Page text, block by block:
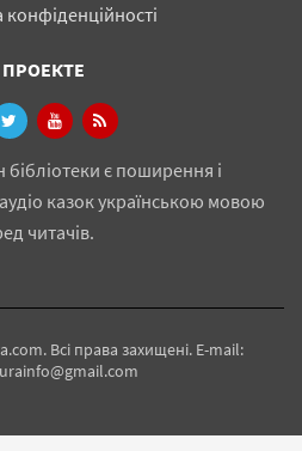
конфіденційності
є поширення і
казок українською мовою
читачів.
Всі права захищені. E-mail: